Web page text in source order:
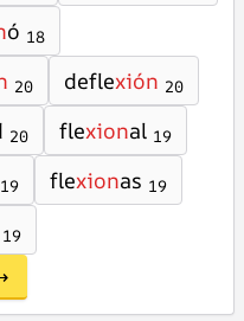
ó 18
20 deflexión 20
20 flexional 19
19 flexionas 19
19